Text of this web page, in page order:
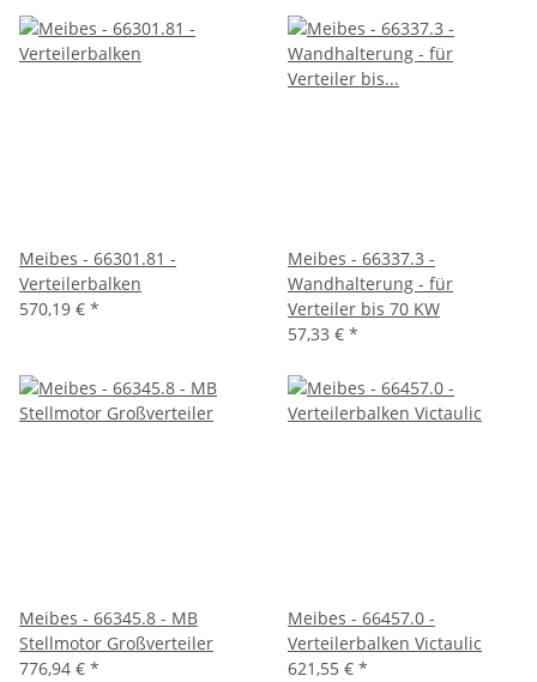
Meibes - 66301.81 -
Verteilerbalken
570,19 € *
Meibes - 66337.3 -
Wandhalterung - für
Verteiler bis 70 KW
57,33 € *
Meibes - 66345.8 - MB
Stellmotor Großverteiler
776,94 € *
Meibes - 66457.0 -
Verteilerbalken Victaulic
621,55 € *